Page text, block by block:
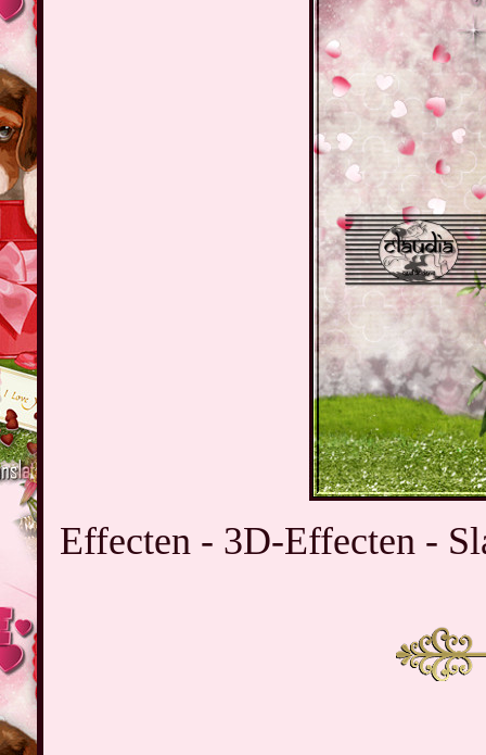
Effecten - 3D-Effecten -